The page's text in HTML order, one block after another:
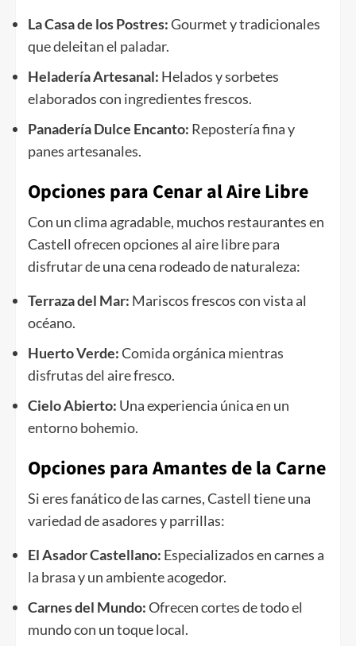
La Casa de los Postres:Gourmet y tradicionales
que deleitan el paladar.
Heladería Artesanal: Helados y sorbetes
elaborados con ingredientes frescos.
Panadería Dulce Encanto: Repostería fina y
panes artesanales.
Opciones para Cenar al Aire Libre
Con un clima agradable, muchos restaurantes en
Castell ofrecen opciones al aire libre para
disfrutar de una cena rodeado de naturaleza:
Terraza del Mar: Mariscos frescos con vista al
océano.
Huerto Verde:Comida orgánica mientras
disfrutas del aire fresco.
Cielo Abierto: Una experiencia única en un
entorno bohemio.
Opciones para Amantes de la Carne
Si eres fanático de las carnes, Castell tiene una
variedad de asadores y parrillas:
El Asador Castellano: Especializados en carnes a
la brasa y un ambiente acogedor.
Carnes del Mundo:Ofrecen cortes de todo el
mundo con un toque local.